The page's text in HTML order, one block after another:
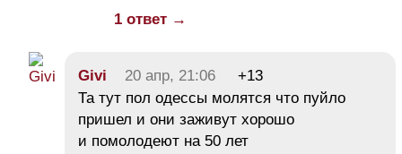
1 ответ →
Givi 20 апр, 21:06
+13
Та тут пол одессы молятся что пуйло
пришел и они заживут хорошо
и помолодеют на 50 лет